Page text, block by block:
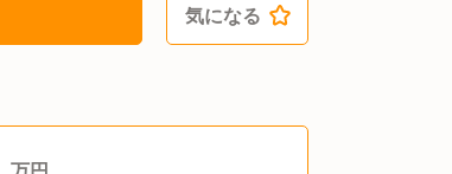
気になる